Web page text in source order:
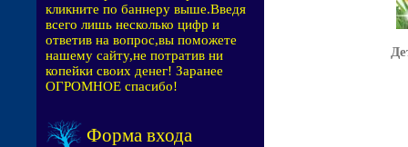
кликните по баннеру выше.Введя
всего лишь несколько цифр и
ответив на вопрос,вы поможете
нашему сайту,не потратив ни
копейки своих денег! Заранее
ОГРОМНОЕ спасибо!
Форма входа